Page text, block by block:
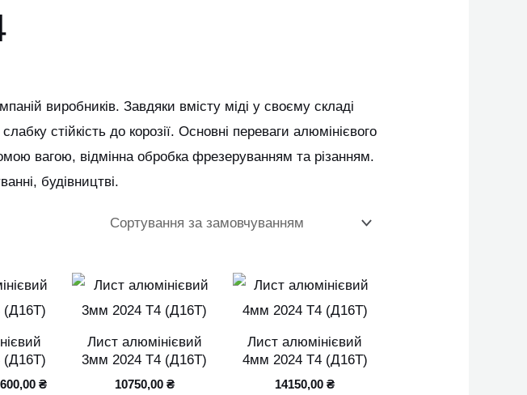
виробників. Завдяки вмісту міді у своєму складі
стійкість до корозії. Основні переваги алюмінієвого
вагою, відмінна обробка фрезеруванням та різанням.
будівництві.
(Д16Т)
₴
Цей
товар
кілька
варіантів.
Лист алюмінієвий
3мм 2024 Т4 (Д16Т)
10750,00 ₴
Цей
товар
кілька
варіантів.
Лист алюмінієвий
4мм 2024 Т4 (Д16Т)
14150,00₴